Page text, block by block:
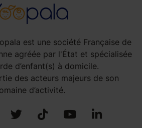
est une société Française de
agréée par l'État et spécialisée
d’enfant(s) à domicile.
des acteurs majeurs de son
d’activité.